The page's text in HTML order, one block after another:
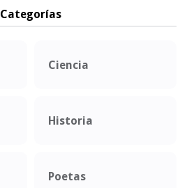
Categorías
Ciencia
Historia
Poetas